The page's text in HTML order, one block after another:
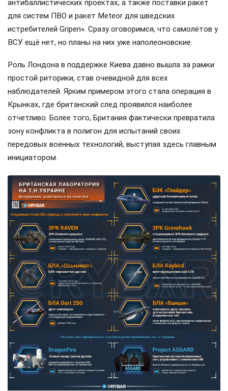
антибаллистических проектах, а также поставки ракет
для систем ПВО и ракет Meteor для шведских
истребителей Gripen». Сразу оговоримся, что самолётов у
ВСУ ещё нет, но планы на них уже наполеоновские.
Роль Лондона в поддержке Киева давно вышла за рамки
простой риторики, став очевидной для всех
наблюдателей. Ярким примером этого стала операция в
Крынках, где британский след проявился наиболее
отчетливо. Более того, Британия фактически превратила
зону конфликта в полигон для испытаний своих
передовых военных технологий, выступая здесь главным
инициатором.